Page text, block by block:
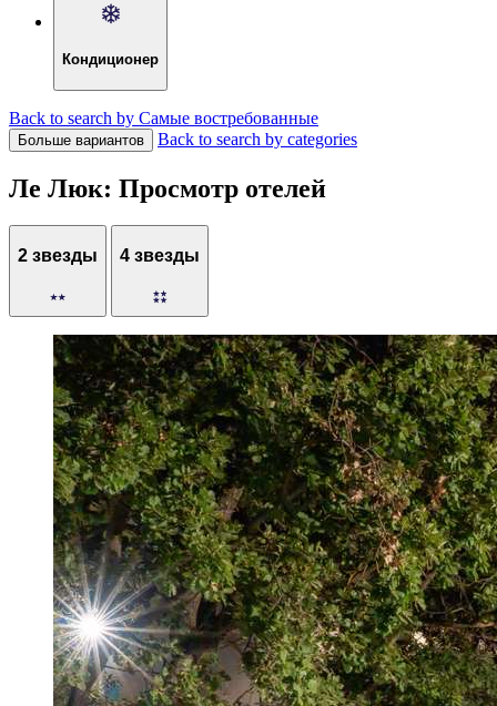
Кондиционер
Back to search by Самые востребованные
Больше вариантов Back to search by categories
Ле Люк: Просмотр отелей
2 звезды 4 звезды